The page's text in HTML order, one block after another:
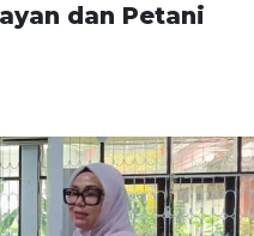
dan Petani